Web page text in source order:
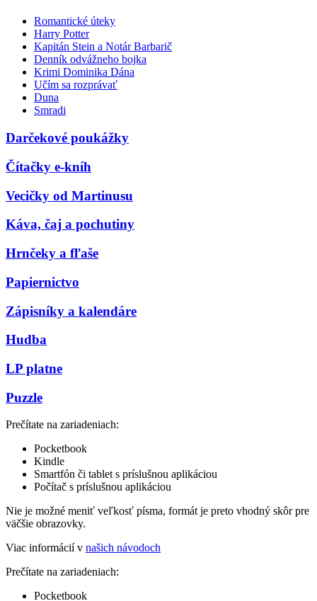
Romantické úteky
Harry Potter
Kapitán Stein a Notár Barbarič
Denník odvážneho bojka
Krimi Dominika Dána
Učím sa rozprávať
Duna
Smradi
Darčekové poukážky
Čítačky e-kníh
Vecičky od Martinusu
Káva, čaj a pochutiny
Hrnčeky a fľaše
Papiernictvo
Zápisníky a kalendáre
Hudba
LP platne
Puzzle
Prečítate na zariadeniach:
Pocketbook
Kindle
Smartfón či tablet s príslušnou aplikáciou
Počítač s príslušnou aplikáciou
Nie je možné meniť veľkosť písma, formát je preto vhodný skôr pre
väčšie obrazovky.
Viac informácií v našich návodoch
Prečítate na zariadeniach:
Pocketbook